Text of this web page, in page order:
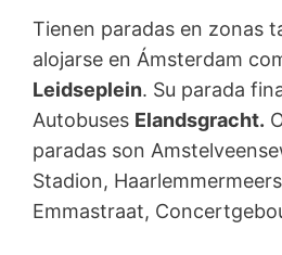
Tienen paradas en zonas
alojarse en Ámsterdam
Leidseplein. Su parada
Autobuses Elandsgracht.
paradas son
Stadion,
Emmastraat,